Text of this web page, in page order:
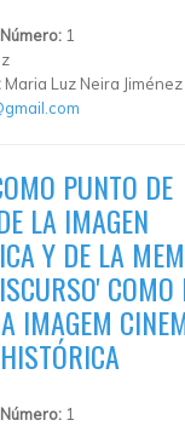
Número: 1
Maria Luz Neira Jiménez
PUNTO DE
LA IMAGEN
Y DE LA
COMO
IMAGEM
Número: 1